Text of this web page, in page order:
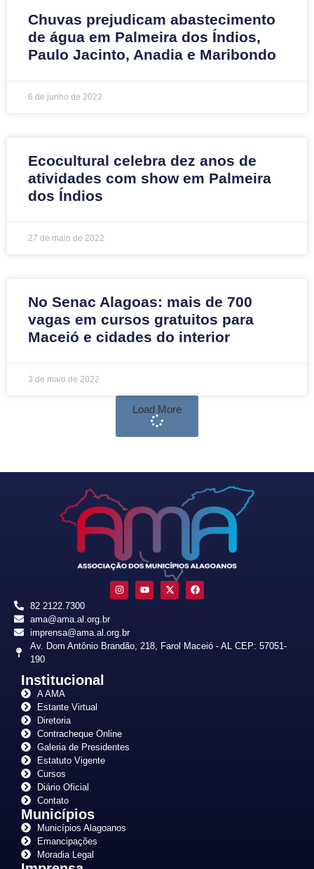
Chuvas prejudicam abastecimento
de água em Palmeira dos Índios,
Paulo Jacinto, Anadia e Maribondo
6 de junho de 2022
Ecocultural celebra dez anos de
atividades com show em Palmeira
dos Índios
27 de maio de 2022
No Senac Alagoas: mais de 700
vagas em cursos gratuitos para
Maceió e cidades do interior
3 de maio de 2022
Load More
82 2122.7300
ama@ama.al.org.br
imprensa@ama.al.org.br
Av. Dom Antônio Brandão, 218, Farol Maceió - AL CEP: 57051-
190
Institucional
A AMA
Estante Virtual
Diretoria
Contracheque Online
Galeria de Presidentes
Estatuto Vigente
Cursos
Diário Oficial
Contato
Municípios
Municípios Alagoanos
Emancipações
Moradia Legal